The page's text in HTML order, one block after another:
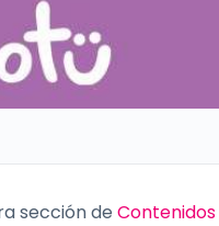
sección de